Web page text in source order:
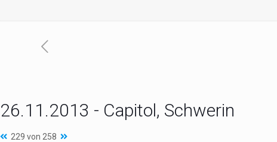
26.11.2013 - Capitol, Schwerin
229 von 258